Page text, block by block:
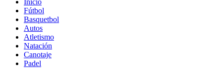
Inicio
Fútbol
Basquetbol
Autos
Atletismo
Natación
Canotaje
Padel